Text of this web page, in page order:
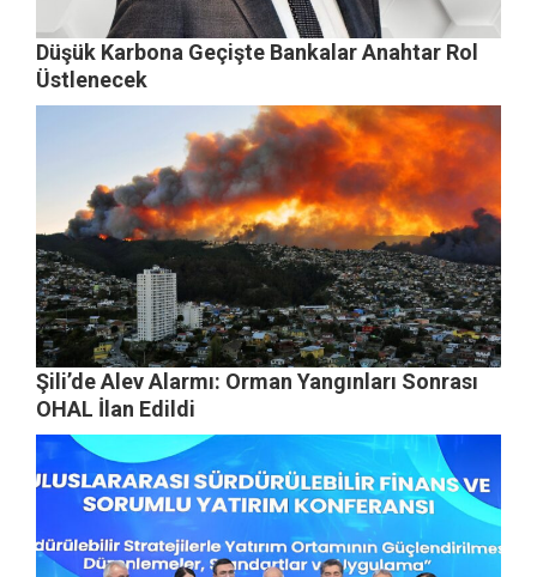
Düşük Karbona Geçişte Bankalar Anahtar Rol
Üstlenecek
Şili’de Alev Alarmı: Orman Yangınları Sonrası
OHAL İlan Edildi